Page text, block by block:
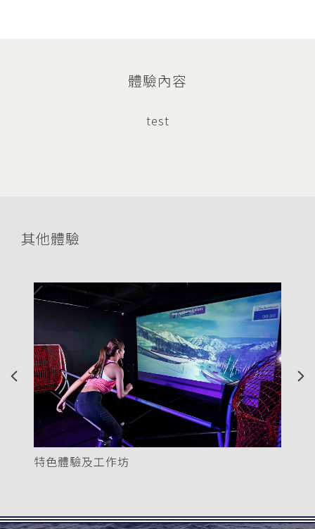
體驗內容
test
其他體驗
Previous
特色體驗及工作坊